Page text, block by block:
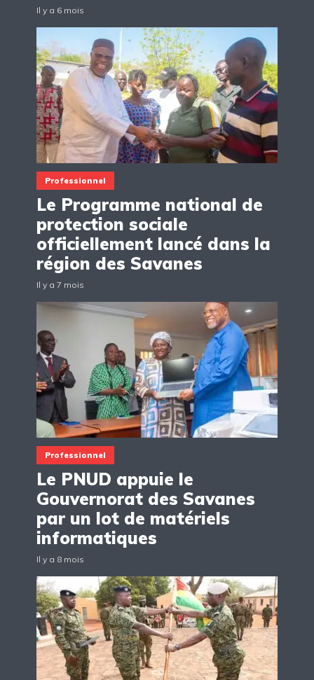
Il y a 6 mois
Professionnel
Le Programme national de
protection sociale
officiellement lancé dans la
région des Savanes
Il y a 7 mois
Professionnel
Le PNUD appuie le
Gouvernorat des Savanes
par un lot de matériels
informatiques
Il y a 8 mois